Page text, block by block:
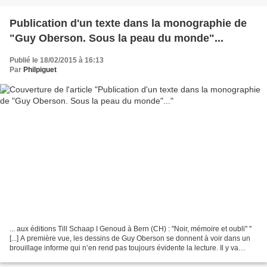
Publication d'un texte dans la monographie de
"Guy Oberson. Sous la peau du monde"...
Publié le 18/02/2015 à 16:13
Par Philpiguet
... aux éditions Till Schaap I Genoud à Bern (CH) : "Noir, mémoire et oubli" "
[...] A première vue, les dessins de Guy Oberson se donnent à voir dans un
brouillage informe qui n’en rend pas toujours évidente la lecture. Il y va